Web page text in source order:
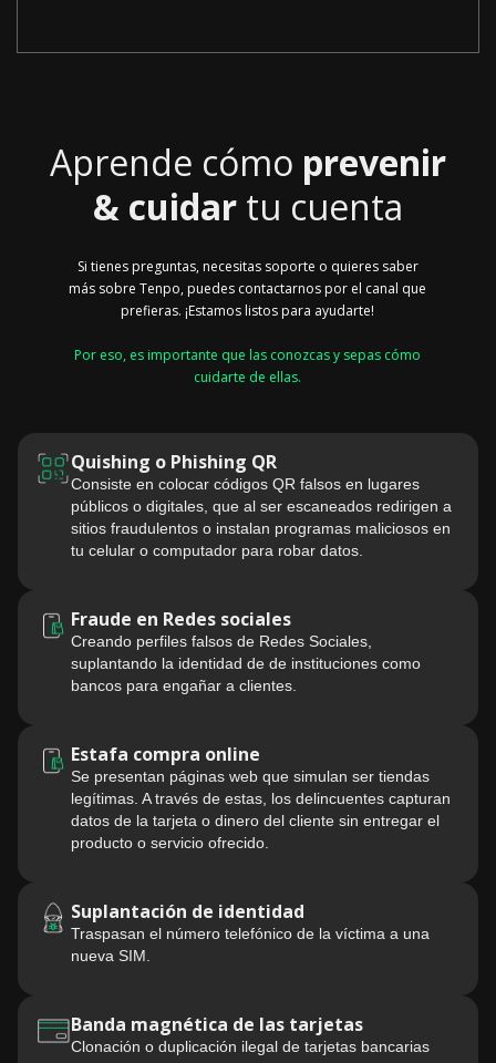
Aprende cómo prevenir
& cuidar tu cuenta
Si tienes preguntas, necesitas soporte o quieres saber
más sobre Tenpo, puedes contactarnos por el canal que
prefieras. ¡Estamos listos para ayudarte!
Por eso, es importante que las conozcas y sepas cómo
cuidarte de ellas.
Quishing o Phishing QR
Consiste en colocar códigos QR falsos en lugares
públicos o digitales, que al ser escaneados redirigen a
sitios fraudulentos o instalan programas maliciosos en
tu celular o computador para robar datos.
Fraude en Redes sociales
Creando perfiles falsos de Redes Sociales,
suplantando la identidad de de instituciones como
bancos para engañar a clientes.
Estafa compra online
Se presentan páginas web que simulan ser tiendas
legítimas. A través de estas, los delincuentes capturan
datos de la tarjeta o dinero del cliente sin entregar el
producto o servicio ofrecido.
Suplantación de identidad
Traspasan el número telefónico de la víctima a una
nueva SIM.
Banda magnética de las tarjetas
Clonación o duplicación ilegal de tarjetas bancarias